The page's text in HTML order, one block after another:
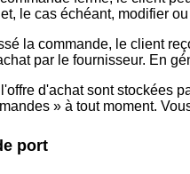
le cas échéant, modifier
la commande, le client
par le fournisseur. En
d'achat sont stockées
» à tout moment.
port